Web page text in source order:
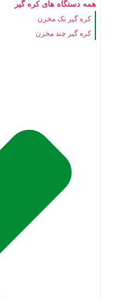
همه دستگاه های کره گیر
کره گیر تک مخزن
کره گیر چند مخزن